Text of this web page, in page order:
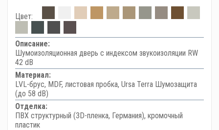
Цвет:
Описание:
Шумоизоляционная дверь с индексом звукоизоляции RW
42 dB
Материал:
LVL-брус, MDF, листовая пробка, Ursa Terra Шумозащита
(до 58 dB)
Отделка:
ПВХ структурный (3D-пленка, Германия), кромочный
пластик